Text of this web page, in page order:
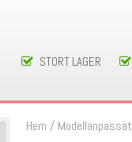
STORT LAGER
Hem / Modellanpassat